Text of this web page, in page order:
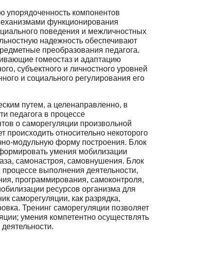
упорядоченность компонентов
функцио­нирования
поведения и межличностных
надеж­ность обеспечивают
преобразования педагога.
гомеостаз и адаптацию
субъектного и личностного уровней
и социального регулирования его
путем, а целенаправленно, в
педагога в процессе
о саморегуляции произвольной
относительно неко­торого
модульную форму построения. Блок
умения мобилизации
самонастроя, самовнушения. Блок
выпол­нения деятельности,
программирования, самоконтроля,
ресурсов организма для
саморегуляции, как разрядка,
Тренинг саморегуляции позволяет
умения компетентно осуществлять